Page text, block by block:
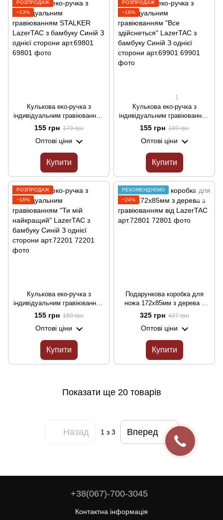
РОЗПРОДАЖ
−13%
Кулькова еко-ручка з
індивідуальним гравіюванням
STALKER LazerTAC з бамбуку
Синій З однієї сторони
арт.69801
155 грн 179 грн
Оптові ціни
Купити
РОЗПРОДАЖ
−18%
1
Кулькова еко-ручка з
індивідуальним гравіюванням
"Все здійснеться" LazerTAC з
бамбуку Синій З однієї
сторони арт.69901
155 грн 189 грн
Оптові ціни
Купити
РОЗПРОДАЖ
−18%
Кулькова еко-ручка з
індивідуальним гравіюванням
"Ти мій найкращий" LazerTAC
з бамбуку Синій З однієї
сторони арт.72201
155 грн 189 грн
Оптові ціни
Купити
РЕКОМЕНДУЄМО
−24%
Подарункова коробка для
ножа 172х85мм з дерева з
гравіюванням від LazerTAC
арт.72801
325 грн 427 грн
Оптові ціни
Купити
Показати ще 20 товарів
Назад 1з 3 Вперед
+38(067)-700-3045
Контактна інформація